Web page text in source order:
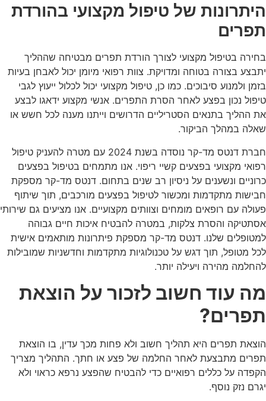
היתרונות של טיפול מקצועי בהורדת
תפרים
בחירה בטיפול מקצועי לצורך הורדת תפרים מבטיחה שההליך
יתבצע בצורה בטוחה ומדויקת. צוות רפואי מיומן יכול לאבחן בעיות
בזמן ולמנוע סיבוכים. כמו כן, טיפול מקצועי יכול לכלול ייעוץ לגבי
טיפול נכון בפצע לאחר הסרת התפרים. אנשי מקצוע ידאגו לבצע
את ההליך בתנאים הסטריליים הדרושים וייתנו מענה לכל חשש או
שאלה במהלך הביקור.
חברת דנטס מד-קר נוסדה בשנת 2024 עם מטרה להעניק טיפול
רפואי מקצועי בפצעים קשיי ריפוי. אנו מתמחים בטיפול בפצעים
כרוניים ונשענים על ניסיון רב שנים בתחום. דנטס מד-קר מספקת
חבישות מתקדמות ומכשור לטיפול בפצעים מורכבים, תוך שיתוף
פעולה עם רופאים מומחים וצוותים מקצועיים. אנו מציעים גם שירותי
אסתטיקה והסרת צלקות, במטרה להבטיח איכות חיים גבוהה
למטופלים שלנו. דנטס מד-קר מספקת פיתרונות מותאמים אישית
לכל מטופל, תוך דגש על טכנולוגיות מתקדמות וחדשניות שמובילות
להחלמה מהירה ויעילה יותר.
מה עוד חשוב לזכור על הוצאת
תפרים?
הוצאת תפרים היא תהליך חשוב ולא פחות מכך עדין, בו הוצאת
תפרים מתבצעת לאחר החלמה של פצע או חתך. התהליך מצריך
הקפדה על כללים רפואיים כדי להבטיח שהפצע נרפא כראוי ולא
יגרם נזק נוסף.